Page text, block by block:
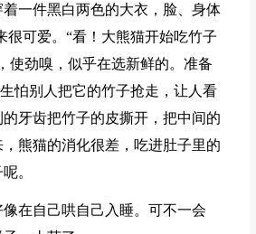
一件黑白两色的大衣，脸、身体
可爱。“看！大熊猫开始吃竹子
使劲嗅，似乎在选新鲜的。准备
怕别人把它的竹子抢走，让人看
牙齿把竹子的皮撕开，把中间的
熊猫的消化很差，吃进肚子里的
。
在自己哄自己入睡。可不一会